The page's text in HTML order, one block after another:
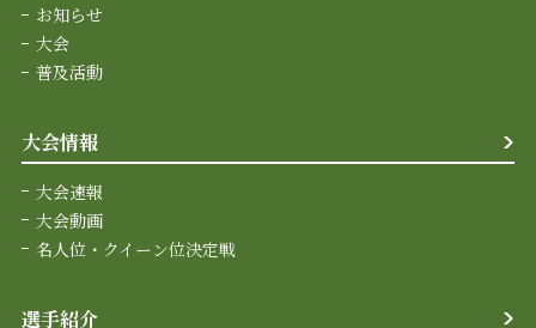
お知らせ
大会
普及活動
大会情報
大会速報
大会動画
名人位・クイーン位決定戦
選手紹介